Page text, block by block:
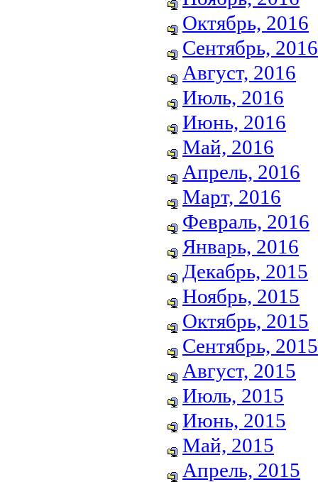
Октябрь, 2016
Сентябрь, 2016
Август, 2016
Июль, 2016
Июнь, 2016
Май, 2016
Апрель, 2016
Март, 2016
Февраль, 2016
Январь, 2016
Декабрь, 2015
Ноябрь, 2015
Октябрь, 2015
Сентябрь, 2015
Август, 2015
Июль, 2015
Июнь, 2015
Май, 2015
Апрель, 2015